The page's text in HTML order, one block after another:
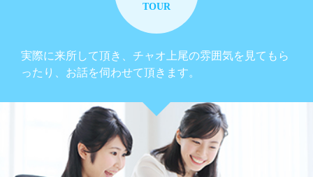
TOUR
実際に来所して頂き、チャオ上尾の雰囲気を見てもら
ったり、お話を伺わせて頂きます。